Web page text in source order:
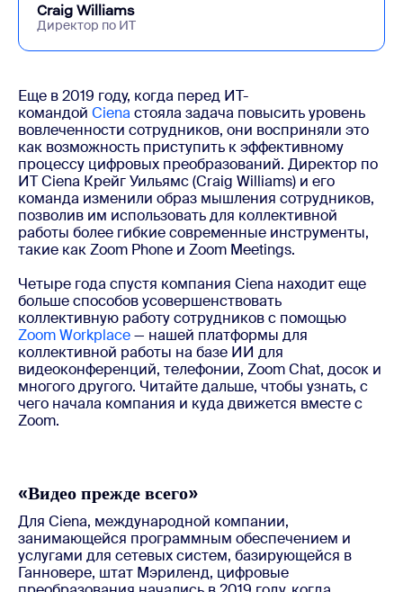
Craig Williams
Директор по ИТ
Еще в 2019 году, когда перед ИТ-
командой Ciena стояла задача повысить уровень
вовлеченности сотрудников, они восприняли это
как возможность приступить к эффективному
процессу цифровых преобразований. Директор по
ИТ Ciena Крейг Уильямс (Craig Williams) и его
команда изменили образ мышления сотрудников,
позволив им использовать для коллективной
работы более гибкие современные инструменты,
такие как Zoom Phone и Zoom Meetings.
Четыре года спустя компания Ciena находит еще
больше способов усовершенствовать
коллективную работу сотрудников с помощью
Zoom Workplace— нашей платформы для
коллективной работы на базе ИИ для
видеоконференций, телефонии, Zoom Chat, досок и
многого другого. Читайте дальше, чтобы узнать, с
чего начала компания и куда движется вместе с
Zoom.
«Видео прежде всего»
Для Ciena, международной компании,
занимающейся программным обеспечением и
услугами для сетевых систем, базирующейся в
Ганновере, штат Мэриленд, цифровые